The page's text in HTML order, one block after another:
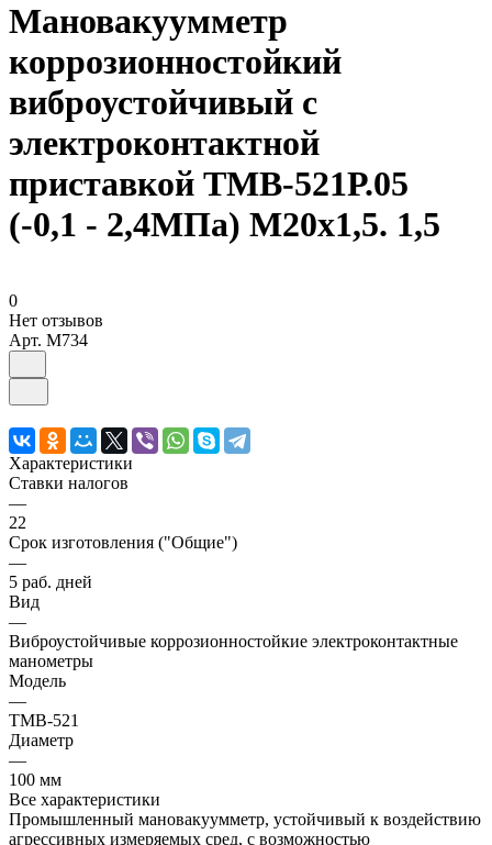
Мановакуумметр
коррозионностойкий
виброустойчивый с
электроконтактной
приставкой ТМВ-521Р.05
(-0,1 - 2,4МПа) М20х1,5. 1,5
0
Нет отзывов
Арт. M734
Характеристики
Ставки налогов
—
22
Срок изготовления ("Общие")
—
5 раб. дней
Вид
—
Виброустойчивые коррозионностойкие электроконтактные
манометры
Модель
—
ТМВ-521
Диаметр
—
100 мм
Все характеристики
Промышленный мановакуумметр, устойчивый к воздействию
агрессивных измеряемых сред, с возможностью